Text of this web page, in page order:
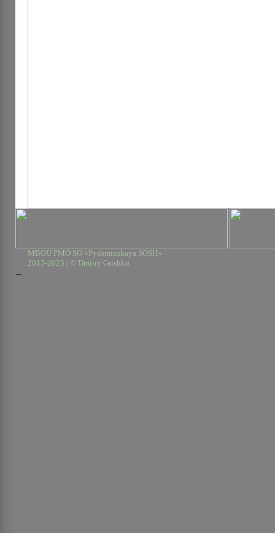
MBOU PMO SO «Pyshminskaya SOSH»
2013-2025 | © Dmitry Grishko
--